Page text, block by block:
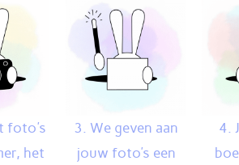
foto's
het
3. We geven aan
jouw foto’s een
4.